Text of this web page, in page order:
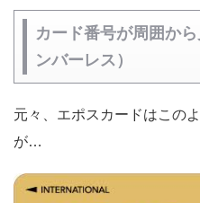
カード番号が周囲か
ンバーレス）
元々、エポスカードはこの
が…